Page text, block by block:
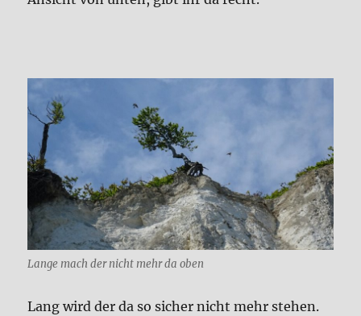
Lange mach der nicht mehr da oben
Lang wird der da so sicher nicht mehr stehen.